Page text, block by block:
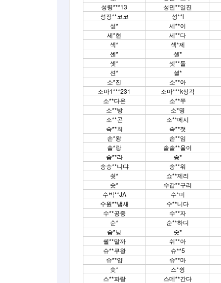
성령***13
성민**일진
성장**코코
성**l
섶*
세**이
세*현
세**다
섹*
섹*제
센*
셀*
셋*
셋**돌
션*
셜*
소*진
소**아
소마1***231
소마***k상각
소**다온
소**쭈
소**방
소*명
소**곤
소**메시
속**희
속**젓
손*왕
손**임
솔*랑
솔솔**울이
솜**라
송*
송승**니댜
송**워
쇳*
쇼**제리
숏*
수갑**구리
수박**JA
수*미
수원**냄새
수**니다
수**공중
수**자
순*
순**하디
숨*닝
숫*
쉘**말까
쉬**아
슈**쿠왕
슈**5
슈**얍
슈**마
슛*
스*슁
스**파랑
스데**간다